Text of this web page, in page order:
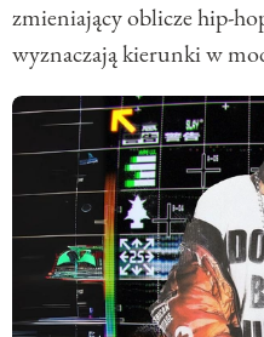
zmieniający oblicze hip-
wyznaczają kierunki w